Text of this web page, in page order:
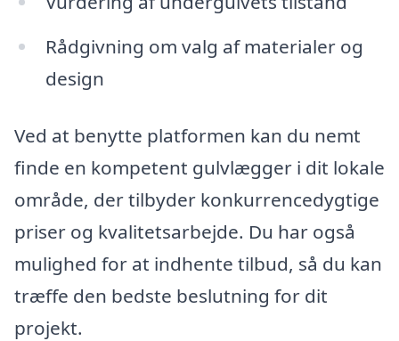
Rådgivning om valg af materialer og
design
Ved at benytte platformen kan du nemt
finde en kompetent gulvlægger i dit lokale
område, der tilbyder konkurrencedygtige
priser og kvalitetsarbejde. Du har også
mulighed for at indhente tilbud, så du kan
træffe den bedste beslutning for dit
projekt.